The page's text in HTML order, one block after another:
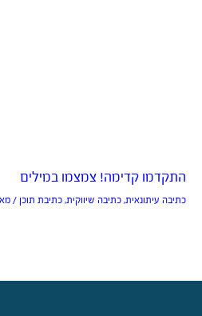
התקדמו קדימה! צמצמו במילים
כתיבה עיתונאית, כתיבה שיווקית, כתיבת תוכן /